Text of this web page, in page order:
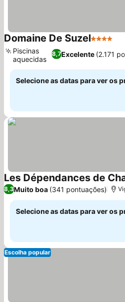
Domaine De Suzel4 Estrelas
8,7Excelente (2.171
Piscinas
aquecidas
Selecione as datas para ver os
Les Dépendances de
8,3Muito boa (341 pontuações)
Selecione as datas para ver os
Escolha popular